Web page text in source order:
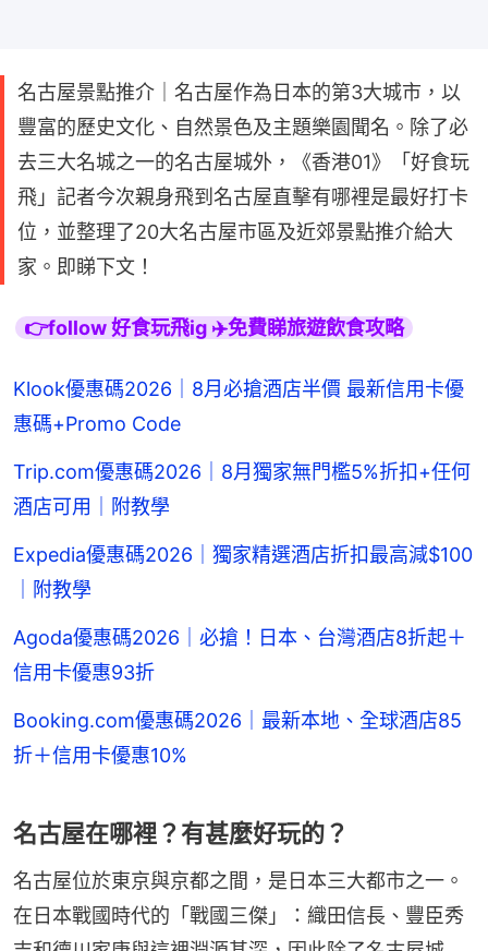
名古屋景點推介｜名古屋作為日本的第3大城市，以
豐富的歷史文化、自然景色及主題樂園聞名。除了必
去三大名城之一的名古屋城外，《香港01》「好食玩
飛」記者今次親身飛到名古屋直擊有哪裡是最好打卡
位，並整理了20大名古屋市區及近郊景點推介給大
家。即睇下文！
👉follow 好食玩飛ig ✈️免費睇旅遊飲食攻略
Klook優惠碼2026｜8月必搶酒店半價 最新信用卡優
惠碼+Promo Code
Trip.com優惠碼2026｜8月獨家無門檻5%折扣+任何
酒店可用｜附教學
Expedia優惠碼2026｜獨家精選酒店折扣最高減$100
｜附教學
Agoda優惠碼2026｜必搶！日本、台灣酒店8折起＋
信用卡優惠93折
Booking.com優惠碼2026｜最新本地、全球酒店85
折＋信用卡優惠10%
名古屋在哪裡？有甚麼好玩的？
名古屋位於東京與京都之間，是日本三大都市之一。
在日本戰國時代的「戰國三傑」：織田信長、豐臣秀